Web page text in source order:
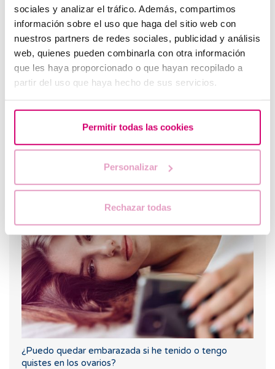
sociales y analizar el tráfico. Además, compartimos
información sobre el uso que haga del sitio web con
nuestros partners de redes sociales, publicidad y análisis
web, quienes pueden combinarla con otra información
que les haya proporcionado o que hayan recopilado a
partir del uso que haya hecho de sus servicios.
Permitir todas las cookies
Personalizar
Rechazar todas
Fertilidad y nutrición: ¿Cuál es la dieta más adecuada
Los más leídos
¿Puedo quedar embarazada si he tenido o tengo
quistes en los ovarios?